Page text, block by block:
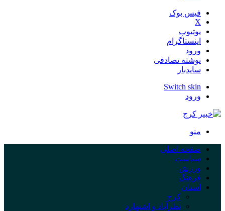
فیس بوک
X
یوتیوب
اینستاگرام
ورود
نوشته تصادفی
سایدبار
Switch skin
ورود
منو
صفحه اصلی
سیاست
ورزش
فرهنگ
استان
کرج
نظرآباد و اشتهارد